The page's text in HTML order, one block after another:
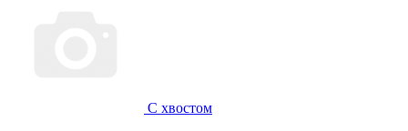
С хвостом